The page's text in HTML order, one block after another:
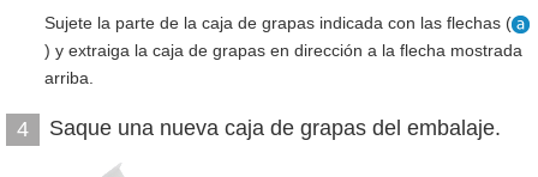
Sujete la parte de la caja de grapas indicada con las flechas (
) y extraiga la caja de grapas en dirección a la flecha mostrada
arriba.
4 Saque una nueva caja de grapas del embalaje.